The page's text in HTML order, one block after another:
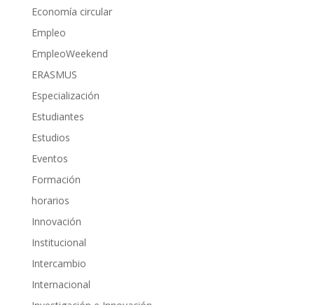
Economía circular
Empleo
EmpleoWeekend
ERASMUS
Especialización
Estudiantes
Estudios
Eventos
Formación
horarios
Innovación
Institucional
Intercambio
Internacional